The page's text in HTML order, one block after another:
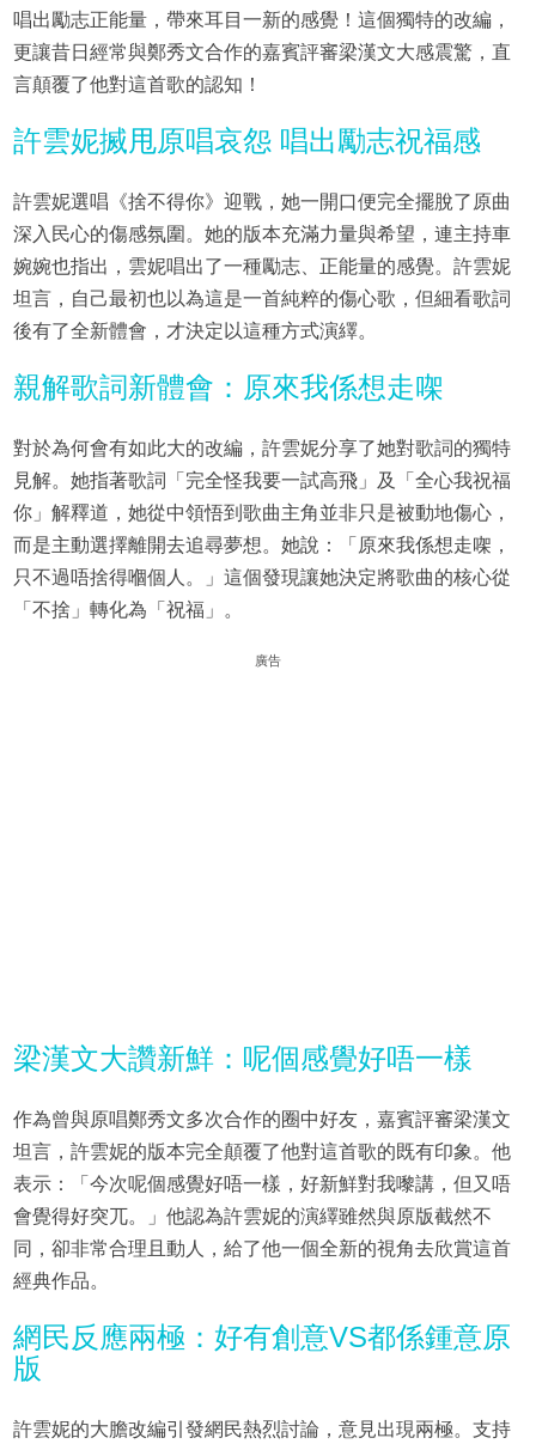
唱出勵志正能量，帶來耳目一新的感覺！這個獨特的改編，
更讓昔日經常與鄭秀文合作的嘉賓評審梁漢文大感震驚，直
言顛覆了他對這首歌的認知！
許雲妮搣甩原唱哀怨 唱出勵志祝福感
許雲妮選唱《捨不得你》迎戰，她一開口便完全擺脫了原曲
深入民心的傷感氛圍。她的版本充滿力量與希望，連主持車
婉婉也指出，雲妮唱出了一種勵志、正能量的感覺。許雲妮
坦言，自己最初也以為這是一首純粹的傷心歌，但細看歌詞
後有了全新體會，才決定以這種方式演繹。
親解歌詞新體會：原來我係想走㗎
對於為何會有如此大的改編，許雲妮分享了她對歌詞的獨特
見解。她指著歌詞「完全怪我要一試高飛」及「全心我祝福
你」解釋道，她從中領悟到歌曲主角並非只是被動地傷心，
而是主動選擇離開去追尋夢想。她說：「原來我係想走㗎，
只不過唔捨得嗰個人。」這個發現讓她決定將歌曲的核心從
「不捨」轉化為「祝福」。
廣告
梁漢文大讚新鮮：呢個感覺好唔一樣
作為曾與原唱鄭秀文多次合作的圈中好友，嘉賓評審梁漢文
坦言，許雲妮的版本完全顛覆了他對這首歌的既有印象。他
表示：「今次呢個感覺好唔一樣，好新鮮對我嚟講，但又唔
會覺得好突兀。」他認為許雲妮的演繹雖然與原版截然不
同，卻非常合理且動人，給了他一個全新的視角去欣賞這首
經典作品。
網民反應兩極：好有創意VS都係鍾意原
版
許雲妮的大膽改編引發網民熱烈討論，意見出現兩極。支持